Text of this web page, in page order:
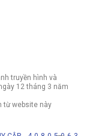
truyền hình và
12 tháng 3 năm
từ website này